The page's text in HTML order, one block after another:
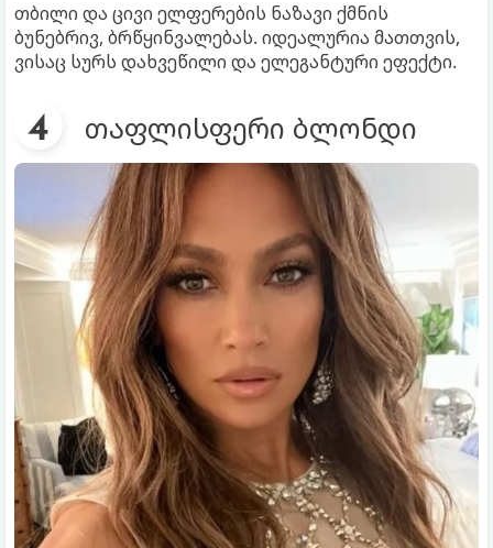
თბილი და ცივი ელფერების ნაზავი ქმნის
ბუნებრივ, ბრწყინვალებას. იდეალურია მათთვის,
ვისაც სურს დახვეწილი და ელეგანტური ეფექტი.
თაფლისფერი ბლონდი